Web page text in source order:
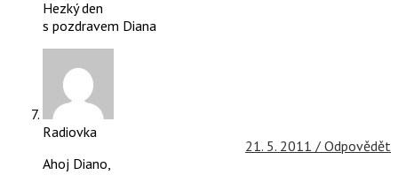
Hezký den
s pozdravem Diana
Radiovka
21. 5. 2011 / Odpovědět
Ahoj Diano,